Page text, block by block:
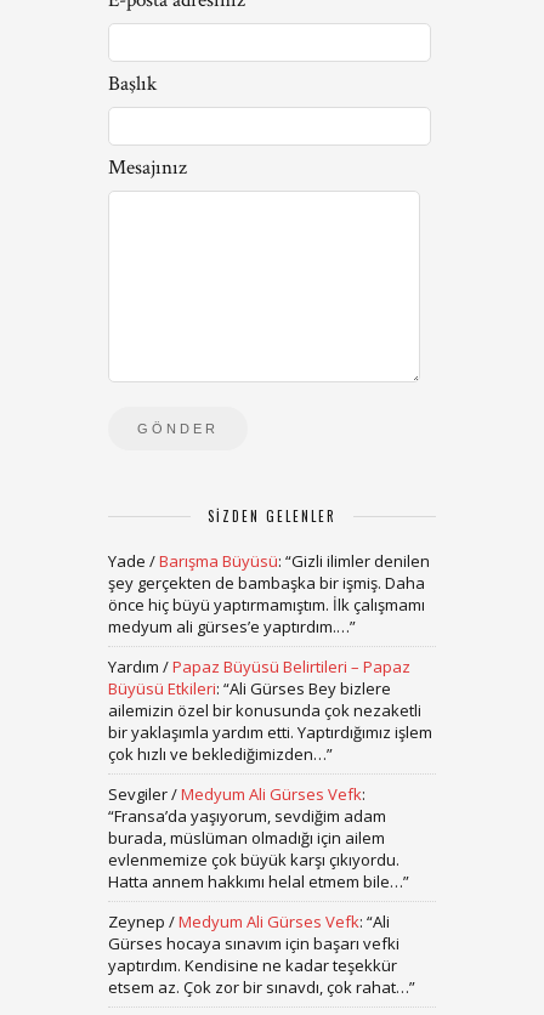
Başlık
Mesajınız
SIZDEN GELENLER
Yade /Barışma Büyüsü: “Gizli ilimler denilen
şey gerçekten de bambaşka bir işmiş. Daha
önce hiç büyü yaptırmamıştım. İlk çalışmamı
medyum ali gürses’e yaptırdım.…”
Yardım /Papaz Büyüsü Belirtileri – Papaz
Büyüsü Etkileri: “Ali Gürses Bey bizlere
ailemizin özel bir konusunda çok nezaketli
bir yaklaşımla yardım etti. Yaptırdığımız işlem
çok hızlı ve beklediğimizden…”
Sevgiler/Medyum Ali Gürses Vefk:
“Fransa’da yaşıyorum, sevdiğim adam
burada, müslüman olmadığı için ailem
evlenmemize çok büyük karşı çıkıyordu.
Hatta annem hakkımı helal etmem bile…”
Zeynep /Medyum Ali Gürses Vefk: “Ali
Gürses hocaya sınavım için başarı vefki
yaptırdım. Kendisine ne kadar teşekkür
etsem az. Çok zor bir sınavdı, çok rahat…”